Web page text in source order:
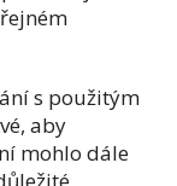
s použitým
aby
mohlo dále